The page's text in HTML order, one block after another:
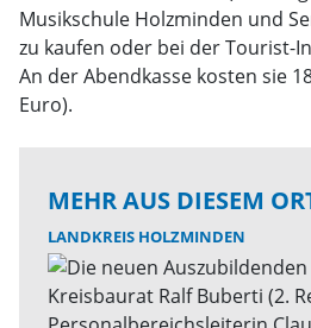
Musikschule Holzminden und
zu kaufen oder bei der Tourist-
An der Abendkasse kosten sie
Euro).
MEHR AUS DIESEM
LANDKREIS HOLZMINDEN